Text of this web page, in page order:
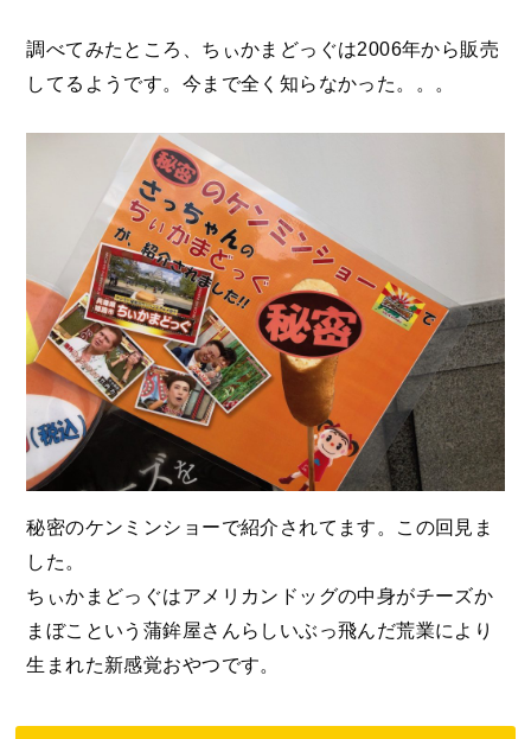
調べてみたところ、ちぃかまどっぐは2006年から販売
してるようです。今まで全く知らなかった。。。
秘密のケンミンショーで紹介されてます。この回見ま
した。
ちぃかまどっぐはアメリカンドッグの中身がチーズか
まぼこという蒲鉾屋さんらしいぶっ飛んだ荒業により
生まれた新感覚おやつです。